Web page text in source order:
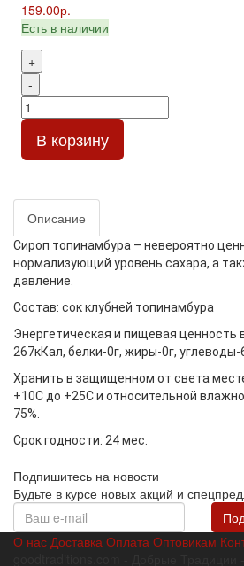
159.00р.
Есть в наличии
+
-
В корзину
Описание
Сироп топинамбура – невероятно
нормализующий уровень сахара, а
давление.
Состав: сок клубней топинамбура
Энергетическая и пищевая ценность
267кКал, белки-0г, жиры-0г, углеводы-
Хранить в защищенном от света
+10С до +25С и относительной
75%.
Срок годности: 24 мес.
Подпишитесь на новости
Будьте в курсе новых акций и
О нас Доставка Оплата Оптовикам